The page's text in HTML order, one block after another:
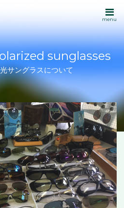
menu
sunglasses
サングラスについて